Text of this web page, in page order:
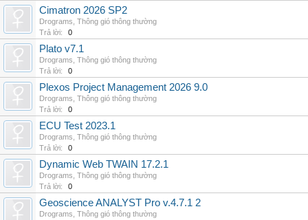
Cimatron 2026 SP2
Drograms Thông gió thông thường
Trả lời:
0
Plato v7.1
Drograms Thông gió thông thường
Trả lời:
0
Plexos Project Management 2026 9.0
Drograms Thông gió thông thường
Trả lời:
0
ECU Test 2023.1
Drograms Thông gió thông thường
Trả lời:
0
Dynamic Web TWAIN 17.2.1
Drograms Thông gió thông thường
Trả lời:
0
Geoscience ANALYST Pro v.4.7.1 2
Drograms Thông gió thông thường